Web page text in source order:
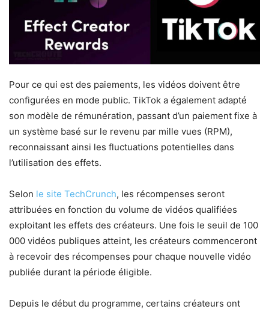
Pour ce qui est des paiements, les vidéos doivent être
configurées en mode public. TikTok a également adapté
son modèle de rémunération, passant d’un paiement fixe à
un système basé sur le revenu par mille vues (RPM),
reconnaissant ainsi les fluctuations potentielles dans
l’utilisation des effets.
Selon le site TechCrunch, les récompenses seront
attribuées en fonction du volume de vidéos qualifiées
exploitant les effets des créateurs. Une fois le seuil de 100
000 vidéos publiques atteint, les créateurs commenceront
à recevoir des récompenses pour chaque nouvelle vidéo
publiée durant la période éligible.
Depuis le début du programme, certains créateurs ont